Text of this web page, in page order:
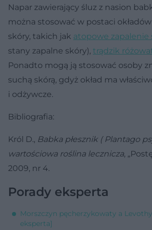
Napar zawierający śluz z nasion
można stosować w postaci
skóry, takich jak atopowe zapalenie
stany zapalne skóry), trądzik
Ponadto mogą ją stosować osoby
suchą skórą, gdyż okład ma
i odżywcze.
Bibliografia:
Król D., Babka płesznik ( Plantago
wartościowa roślina lecznicza,
2009, nr 4.
Porady eksperta
Morszczyn pęcherzykowaty a
eksperta]